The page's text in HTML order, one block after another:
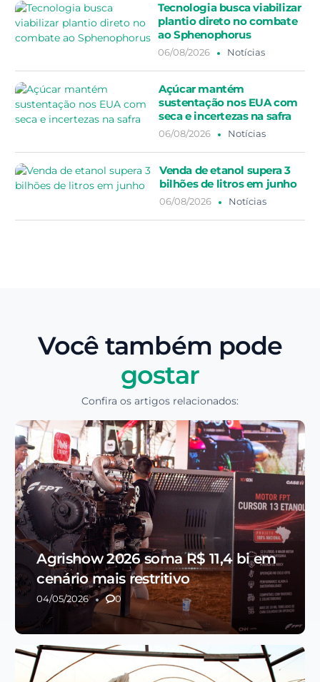
Tecnologia busca viabilizar
plantio direto no combate
ao Sphenophorus
06/08/2026 Notícias
Açúcar mantém
sustentação nos EUA com
seca e incertezas na safra
06/08/2026 Notícias
Venda de etanol supera 3
bilhões de litros em junho
06/08/2026 Notícias
Você também pode
gostar
Confira os artigos relacionados:
Agrishow 2026 soma R$ 11,4 bi em
cenário mais restritivo
04/05/2026 0